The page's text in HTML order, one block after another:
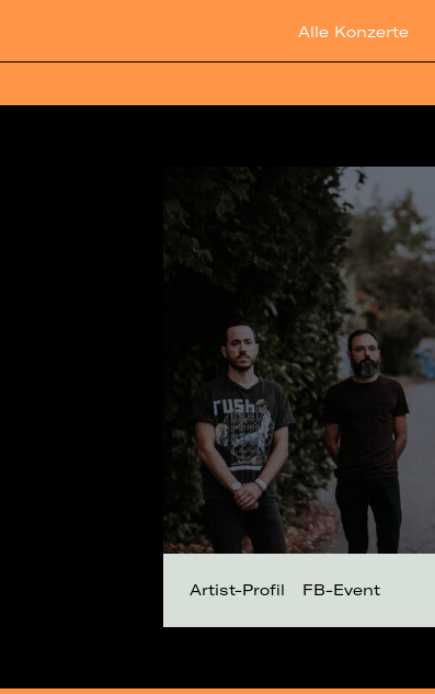
Alle Konzerte
Artist-Profil FB-Event